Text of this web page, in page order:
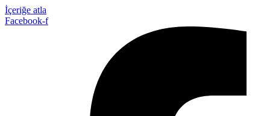
İçeriğe atla
Facebook-f